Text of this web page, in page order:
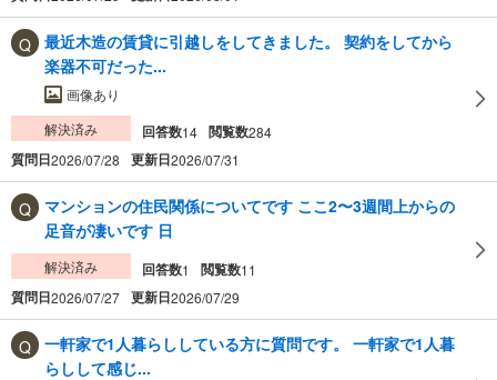
最近木造の賃貸に引越しをしてきました。 契約をしてから
楽器不可だった...
画像あり
解決済み
回答数14 閲覧数284
質問日2026/07/28 更新日2026/07/31
マンションの住民関係についてです ここ2〜3週間上からの
足音が凄いです 日
解決済み 回答数1 閲覧数11
質問日2026/07/27 更新日2026/07/29
一軒家で1人暮らししている方に質問です。 一軒家で1人暮
らしして感じ...